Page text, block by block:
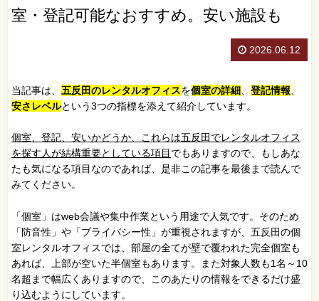
室・登記可能なおすすめ。安い施設も
2026.06.12
当記事は、 五反田のレンタルオフィスを個室の詳細 登記情報
安さレベルという3つの指標を添えて紹介しています。
個室、登記、安いかどうか、これらは五反田でレンタルオフィス
を探す人が結構重要としている項目 でもありますので、もしあな
たも気になる項目なのであれば、是非この記事を最後まで読んで
みてください。
「個室」はweb会議や集中作業という用途で人気です。そのため
「防音性」や「プライバシー性」が重視されますが、五反田の個
室レンタルオフィスでは、部屋の全てが壁で覆われた完全個室も
あれば、上部が空いた半個室もあります。また対象人数も1名～10
名超まで幅広くありますので、このあたりの情報をできるだけ盛
り込むようにしています。